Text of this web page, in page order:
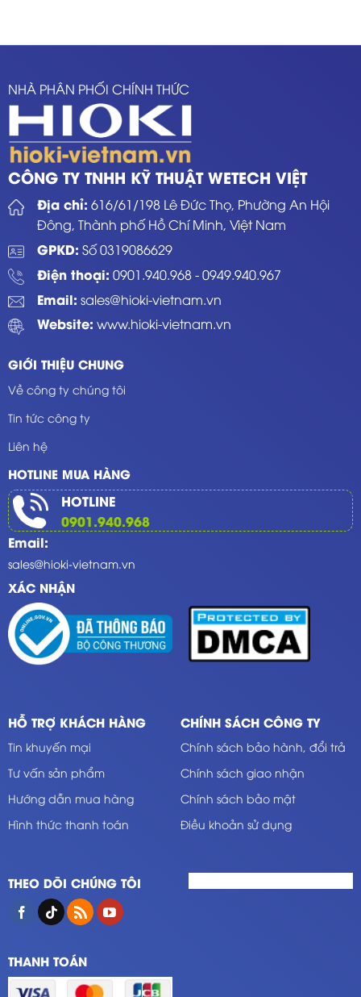
NHÀ PHÂN PHỐI CHÍNH THỨC
CÔNG TY TNHH KỸ THUẬT WETECH VIỆT
Địa chỉ: 616/61/198 Lê Đức Thọ, Phường An Hội
Đông, Thành phố Hồ Chí Minh, Việt Nam
GPKD: Số 0319086629
Điện thoại: 0901.940.968-0949.940.967
Email: sales@hioki-vietnam.vn
Website: www.hioki-vietnam.vn
GIỚI THIỆU CHUNG
Về công ty chúng tôi
Tin tức công ty
Liên hệ
HOTLINE MUA HÀNG
HOTLINE
0901.940.968
Email:
sales@hioki-vietnam.vn
XÁC NHẬN
HỖ TRỢ KHÁCH HÀNG
Tin khuyến mại
Tư vấn sản phẩm
Hướng dẫn mua hàng
Hình thức thanh toán
CHÍNH SÁCH CÔNG TY
Chính sách bảo hành, đổi trả
Chính sách giao nhận
Chính sách bảo mật
Điều khoản sử dụng
THEO DÕI CHÚNG TÔI
THANH TOÁN